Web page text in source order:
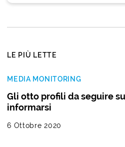
LE PIÙ LETTE
MEDIA MONITORING
Gli otto profili da seguire
informarsi
6 Ottobre 2020